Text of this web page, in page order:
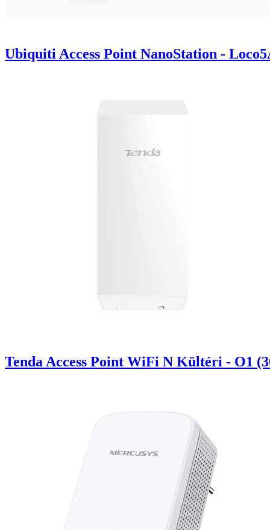
Ubiquiti Access Point NanoStation -
Tenda Access Point WiFi N Kültéri - O1